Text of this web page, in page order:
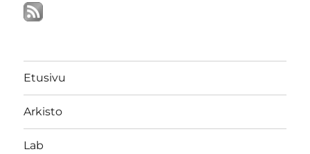
Etusivu
Arkisto
Lab